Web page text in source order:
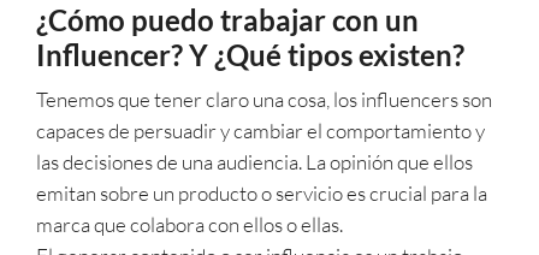
¿Cómo puedo trabajar con un
Influencer? Y ¿Qué tipos existen?
Tenemos que tener claro una cosa, los influencers son
capaces de persuadir y cambiar el comportamiento y
las decisiones de una audiencia. La opinión que ellos
emitan sobre un producto o servicio es crucial para la
marca que colabora con ellos o ellas.